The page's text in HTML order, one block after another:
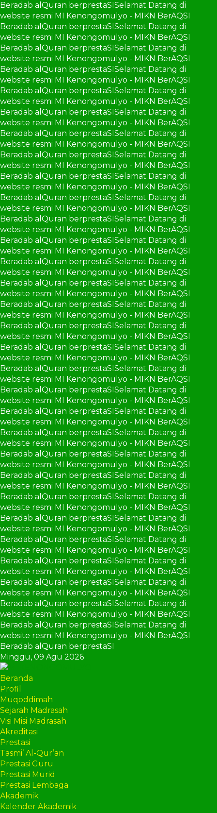
Beradab alQuran berprestaSISelamat Datang di
website resmi MI Kenongomulyo - MIKN BerAQSI
Beradab alQuran berprestaSISelamat Datang di
website resmi MI Kenongomulyo - MIKN BerAQSI
Beradab alQuran berprestaSISelamat Datang di
website resmi MI Kenongomulyo - MIKN BerAQSI
Beradab alQuran berprestaSISelamat Datang di
website resmi MI Kenongomulyo - MIKN BerAQSI
Beradab alQuran berprestaSISelamat Datang di
website resmi MI Kenongomulyo - MIKN BerAQSI
Beradab alQuran berprestaSISelamat Datang di
website resmi MI Kenongomulyo - MIKN BerAQSI
Beradab alQuran berprestaSISelamat Datang di
website resmi MI Kenongomulyo - MIKN BerAQSI
Beradab alQuran berprestaSISelamat Datang di
website resmi MI Kenongomulyo - MIKN BerAQSI
Beradab alQuran berprestaSISelamat Datang di
website resmi MI Kenongomulyo - MIKN BerAQSI
Beradab alQuran berprestaSISelamat Datang di
website resmi MI Kenongomulyo - MIKN BerAQSI
Beradab alQuran berprestaSISelamat Datang di
website resmi MI Kenongomulyo - MIKN BerAQSI
Beradab alQuran berprestaSISelamat Datang di
website resmi MI Kenongomulyo - MIKN BerAQSI
Beradab alQuran berprestaSISelamat Datang di
website resmi MI Kenongomulyo - MIKN BerAQSI
Beradab alQuran berprestaSISelamat Datang di
website resmi MI Kenongomulyo - MIKN BerAQSI
Beradab alQuran berprestaSISelamat Datang di
website resmi MI Kenongomulyo - MIKN BerAQSI
Beradab alQuran berprestaSISelamat Datang di
website resmi MI Kenongomulyo - MIKN BerAQSI
Beradab alQuran berprestaSISelamat Datang di
website resmi MI Kenongomulyo - MIKN BerAQSI
Beradab alQuran berprestaSISelamat Datang di
website resmi MI Kenongomulyo - MIKN BerAQSI
Beradab alQuran berprestaSISelamat Datang di
website resmi MI Kenongomulyo - MIKN BerAQSI
Beradab alQuran berprestaSISelamat Datang di
website resmi MI Kenongomulyo - MIKN BerAQSI
Beradab alQuran berprestaSISelamat Datang di
website resmi MI Kenongomulyo - MIKN BerAQSI
Beradab alQuran berprestaSISelamat Datang di
website resmi MI Kenongomulyo - MIKN BerAQSI
Beradab alQuran berprestaSISelamat Datang di
website resmi MI Kenongomulyo - MIKN BerAQSI
Beradab alQuran berprestaSISelamat Datang di
website resmi MI Kenongomulyo - MIKN BerAQSI
Beradab alQuran berprestaSISelamat Datang di
website resmi MI Kenongomulyo - MIKN BerAQSI
Beradab alQuran berprestaSISelamat Datang di
website resmi MI Kenongomulyo - MIKN BerAQSI
Beradab alQuran berprestaSISelamat Datang di
website resmi MI Kenongomulyo - MIKN BerAQSI
Beradab alQuran berprestaSISelamat Datang di
website resmi MI Kenongomulyo - MIKN BerAQSI
Beradab alQuran berprestaSISelamat Datang di
website resmi MI Kenongomulyo - MIKN BerAQSI
Beradab alQuran berprestaSISelamat Datang di
website resmi MI Kenongomulyo - MIKN BerAQSI
Beradab alQuran berprestaSI
Minggu, 09 Agu 2026
Beranda
Profil
Muqoddimah
Sejarah Madrasah
Visi Misi Madrasah
Akreditasi
Prestasi
Tasmi’ Al-Qur’an
Prestasi Guru
Prestasi Murid
Prestasi Lembaga
Akademik
Kalender Akademik